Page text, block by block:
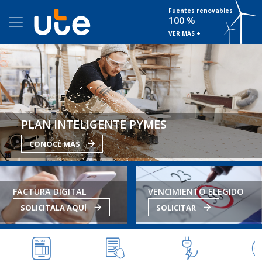
Fuentes renovables
100 %
VER MÁS +
PLAN INTELIGENTE PYMES
CONOCÉ MÁS
FACTURA DIGITAL
SOLICITALA AQUÍ
VENCIMIENTO ELEGIDO
SOLICITAR